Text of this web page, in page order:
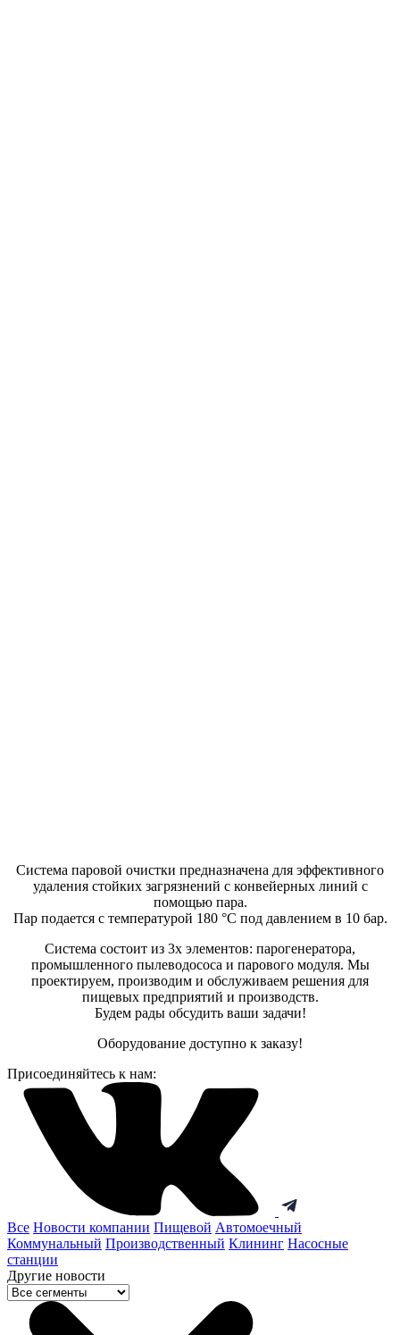
Система паровой очистки предназначена для эффективного
удаления стойких загрязнений с конвейерных линий с
помощью пара.
Пар подается с температурой 180 °C под давлением в 10 бар.
Система состоит из 3х элементов: парогенератора,
промышленного пылеводососа и парового модуля. Мы
проектируем, производим и обслуживаем решения для
пищевых предприятий и производств.
Будем рады обсудить ваши задачи!
Оборудование доступно к заказу!
Присоединяйтесь к нам:
Все Новости компании Пищевой Автомоечный
Коммунальный Производственный Клининг Насосные
станции
Другие новости